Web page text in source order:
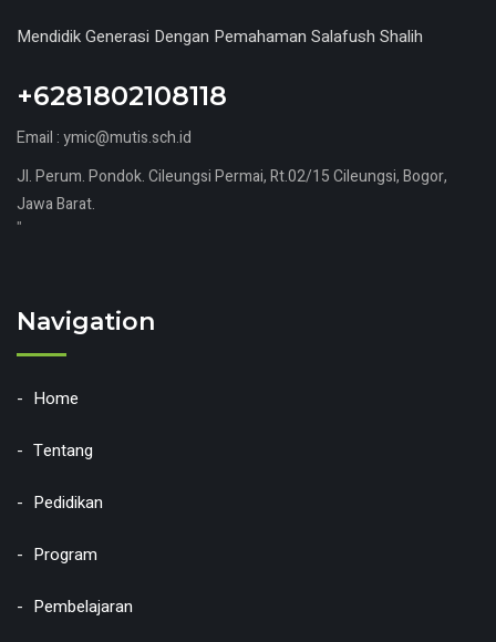
Mendidik Generasi Dengan Pemahaman Salafush Shalih
+6281802108118
Email : ymic@mutis.sch.id
Jl. Perum. Pondok. Cileungsi Permai, Rt.02/15 Cileungsi, Bogor,
Jawa Barat.
"
Navigation
Home
Tentang
Pedidikan
Program
Pembelajaran